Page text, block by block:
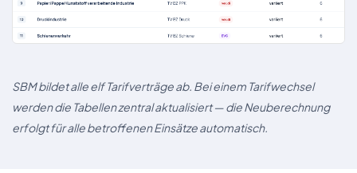
SBM bildet alle elf Tarifverträge ab. Bei einem Tarifwechsel
werden die Tabellen zentral aktualisiert — die Neuberechnung
erfolgt für alle betroffenen Einsätze automatisch.